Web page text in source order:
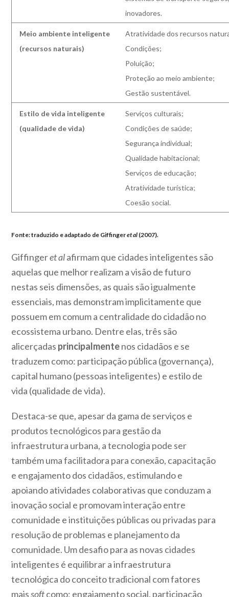
inovadores.
Meio ambiente inteligente
(recursos naturais)
Atratividade dos recursos
Condições;
Poluição;
Proteção ao meio ambiente;
Gestão sustentável.
Estilo de vida inteligente
(qualidade de vida)
Serviços culturais;
Condições de saúde;
Segurança individual;
Qualidade habitacional;
Serviços de educação;
Atratividade turística;
Coesão social.
Fonte: traduzido e adaptado de Giffingeret al (2007).
Giffingeret alafirmam que cidades inteligentes são
aquelas que melhor realizam a visão de futuro
nestas seis dimensões, as quais são igualmente
essenciais, mas demonstram implicitamente que
possuem em comum a centralidade do cidadão no
ecossistema urbano. Dentre elas, três são
alicerçadas principalmentenos cidadãos e se
traduzem como: participação pública (governança),
capital humano (pessoas inteligentes) e estilo de
vida (qualidade de vida).
Destaca-se que, apesar da gama de serviços e
produtos tecnológicos para gestão da
infraestrutura urbana, a tecnologia pode ser
também uma facilitadora para conexão, capacitação
e engajamento dos cidadãos, estimulando e
apoiando atividades colaborativas que conduzam a
inovação social e promovam interação entre
comunidade e instituições públicas ou privadas para
resolução de problemas e planejamento da
comunidade. Um desafio para as novas cidades
inteligentes é equilibrar a infraestrutura
tecnológica do conceito tradicional com fatores
maissoftcomo: engajamento social, participação